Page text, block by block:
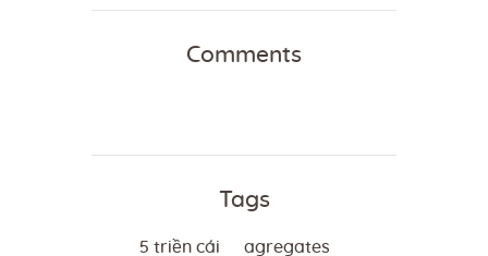
Comments
Tags
5 triền cái agregates